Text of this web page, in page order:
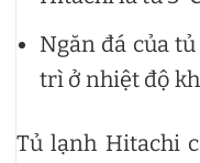
Ngăn đá của
trì ở nhiệt độ
Tủ lạnh Hitachi